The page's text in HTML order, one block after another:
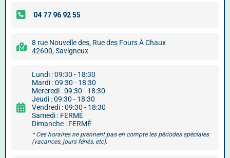
8 rue Nouvelle des, Rue des Fours À Chaux
42600, Savigneux
Lundi : 09:30 - 18:30
Mardi : 09:30 - 18:30
Mercredi : 09:30 - 18:30
Jeudi : 09:30 - 18:30
Vendredi : 09:30 - 18:30
Samedi : FERMÉ
Dimanche : FERMÉ
* Ces horaires ne prennent pas en compte les périodes spéciales
(vacances, jours fériés, etc).